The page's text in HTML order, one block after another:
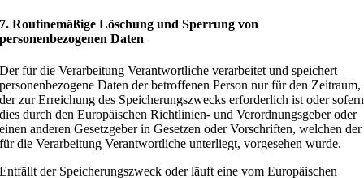
7. Routinemäßige Löschung und Sperrung von
personenbezogenen Daten
Der für die Verarbeitung Verantwortliche verarbeitet und speichert
personenbezogene Daten der betroffenen Person nur für den Zeitraum,
der zur Erreichung des Speicherungszwecks erforderlich ist oder sofern
dies durch den Europäischen Richtlinien- und Verordnungsgeber oder
einen anderen Gesetzgeber in Gesetzen oder Vorschriften, welchen der
für die Verarbeitung Verantwortliche unterliegt, vorgesehen wurde.
Entfällt der Speicherungszweck oder läuft eine vom Europäischen